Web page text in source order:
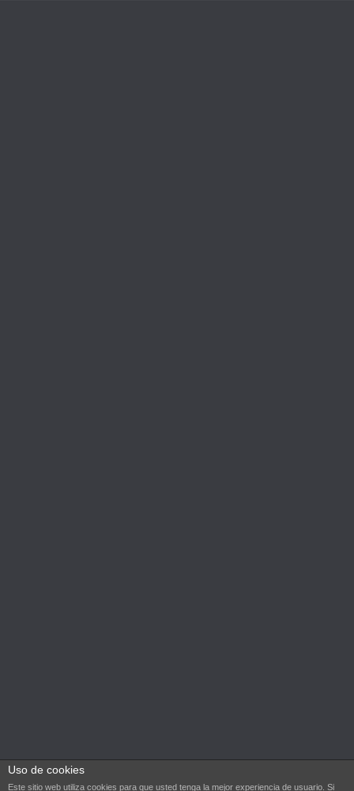
Uso de cookies
Este sitio web utiliza cookies para que usted tenga la mejor experiencia de usuario. Si